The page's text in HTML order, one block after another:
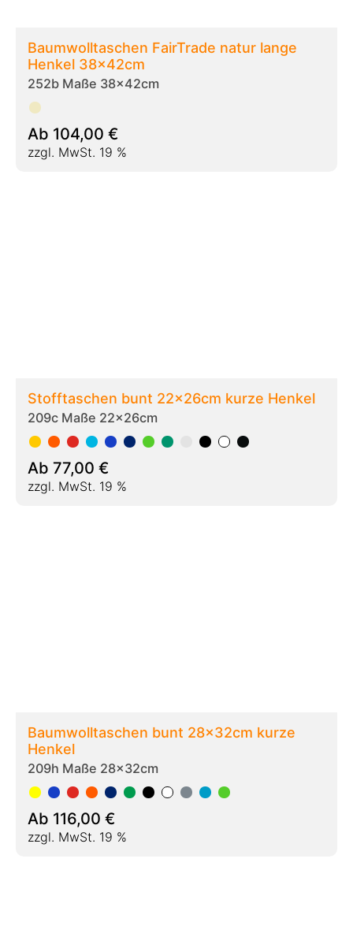
Stofftaschen bunt 22x26cm kurze Henkel
209c Maße 22x26cm
Ab 77,00€
zzgl. MwSt. 19 %
Baumwolltaschen bunt 28x32cm kurze
Henkel
Ab116,00€
zzgl. MwSt. 19 %
Stoffbeutel bunt 38x42cm kurzer Henkel
209a Maße 38x42cm
Ab 64,00 €
zzgl. MwSt. 19 %